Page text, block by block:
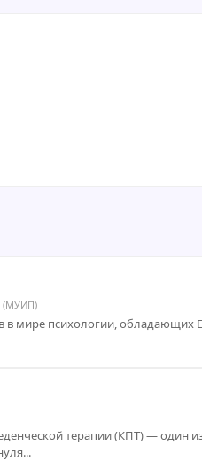
(МУИП)
в мире психологии,
терапии (КПТ) — один